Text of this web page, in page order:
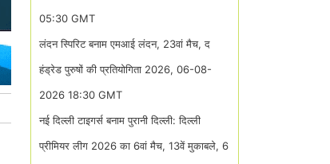
05:30 GMT
लंदन स्पिरिट बनाम एमआई लंदन, 23वां मैच, द
हंड्रेड पुरुषों की प्रतियोगिता 2026, 06-08-
2026 18:30 GMT
नई दिल्ली टाइगर्स बनाम पुरानी दिल्ली: दिल्ली
प्रीमियर लीग 2026 का 6वां मैच, 13वें मुकाबले, 6